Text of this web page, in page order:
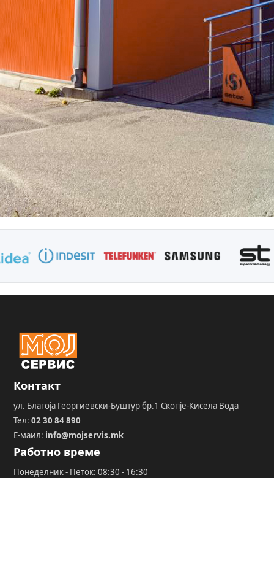
Контакт
ул. Благоја Георгиевски-Буштур бр.1 Скопје-Кисела Вода
Тел:02 30 84 890
Е-маил: info@mojservis.mk
Работно време
Понеделник - Петок: 08:30 - 16:30